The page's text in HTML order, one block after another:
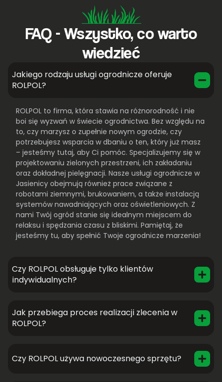
FAQ - Wszystko, co warto
wiedzieć
Jakiego rodzaju usługi ogrodnicze oferuje
ROLPOL?
ROLPOL to firma, która stawia na różnorodność i nie
boi się wyzwań w świecie ogrodnictwa. Bez względu na
to, czy marzysz o zupełnie nowym ogrodzie, czy
potrzebujesz wsparcia w dbaniu o ten, który już masz
– jesteśmy tutaj, aby Ci pomóc. Specjalizujemy się w
projektowaniu zielonych przestrzeni, ich zakładaniu
oraz dokładnej pielęgnacji. Nasze usługi ogrodnicze w
Jasienicy obejmują również prace związane z
robotami ziemnymi, brukowaniem, a także instalacją
systemów nawadniających oraz oświetleniowych. Z
nami Twój ogród stanie się idealnym miejscem do
relaksu i spędzania czasu z bliskimi. Pamiętaj, że
jesteśmy tu, aby spełnić Twoje ogrodnicze marzenia!
Czy ROLPOL obsługuje tylko klientów
indywidualnych?
Jak przebiega proces realizacji zlecenia w
ROLPOL?
Czy ROLPOL używa nowoczesnego sprzętu?